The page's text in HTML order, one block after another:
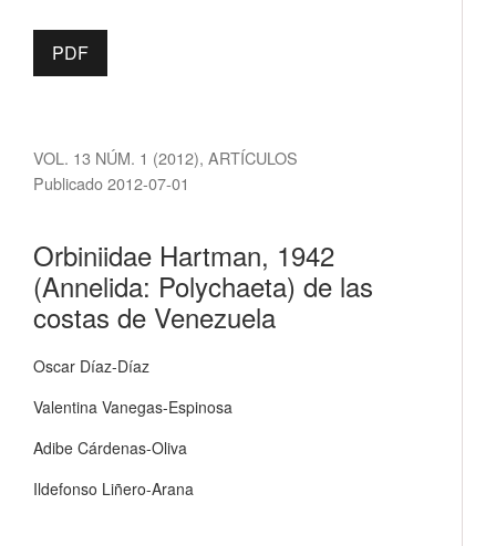
VOL. 13 NÚM. 1 (2012), ARTÍCULOS
Orbiniidae Hartman, 1942
(Annelida: Polychaeta) de las
costas de Venezuela
Publicado 2012-07-01
Oscar Díaz-Díaz
Valentina Vanegas-Espinosa
Adibe Cárdenas-Oliva
Ildefonso Liñero-Arana
PDF